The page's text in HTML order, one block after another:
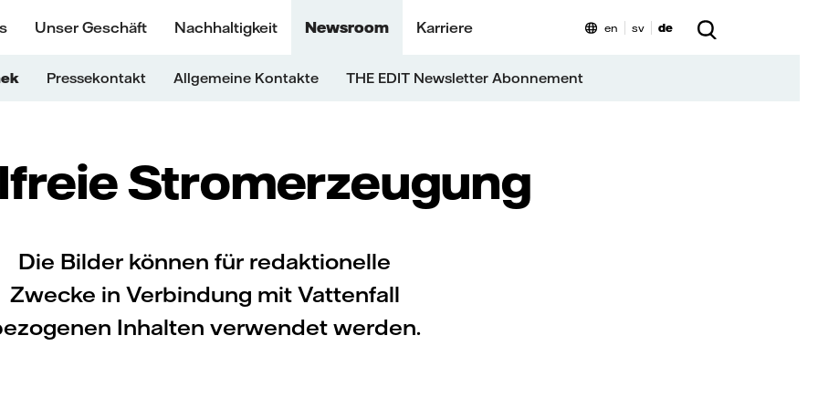
Unser Geschäft Nachhaltigkeit Newsroom Karriere
Pressekontakt Allgemeine Kontakte THE EDIT Newsletter Abonnement
en sv de
Stromerzeugung
Die Bilder können für redaktionelle
Zwecke in Verbindung mit Vattenfall
Inhalten verwendet werden.